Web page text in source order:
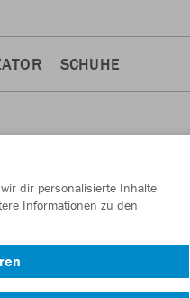
SCHUHE
dir personalisierte Inhalte
Informationen zu den